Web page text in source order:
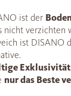
ist der
nicht verzichten
ist DISANO
Exklusivität
nur das Beste